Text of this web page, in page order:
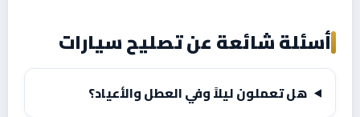
أسئلة شائعة عن تصليح سيارات
هل تعملون ليلاً وفي العطل والأعياد؟